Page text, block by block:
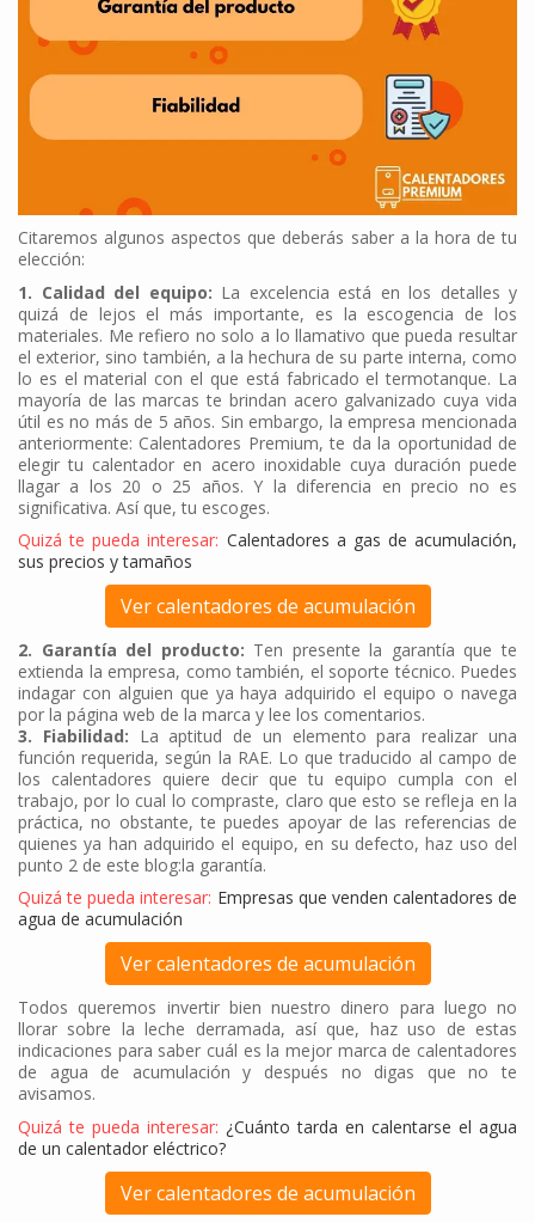
Citaremos algunos aspectos que deberás saber a la hora de tu
elección:
1. Calidad del equipo: La excelencia está en los detalles y
quizá de lejos el más importante, es la escogencia de los
materiales. Me refiero no solo a lo llamativo que pueda resultar
el exterior, sino también, a la hechura de su parte interna, como
lo es el material con el que está fabricado el termotanque. La
mayoría de las marcas te brindan acero galvanizado cuya vida
útil es no más de 5 años. Sin embargo, la empresa mencionada
anteriormente: Calentadores Premium, te da la oportunidad de
elegir tu calentador en acero inoxidable cuya duración puede
llagar a los 20 o 25 años. Y la diferencia en precio no es
significativa. Así que, tu escoges.
Quizá te pueda interesar: Calentadores a gas de acumulación,
sus precios y tamaños
Ver calentadores de acumulación
2. Garantía del producto: Ten presente la garantía que te
extienda la empresa, como también, el soporte técnico. Puedes
indagar con alguien que ya haya adquirido el equipo o navega
por la página web de la marca y lee los comentarios.
3. Fiabilidad: La aptitud de un elemento para realizar una
función requerida, según la RAE. Lo que traducido al campo de
los calentadores quiere decir que tu equipo cumpla con el
trabajo, por lo cual lo compraste, claro que esto se refleja en la
práctica, no obstante, te puedes apoyar de las referencias de
quienes ya han adquirido el equipo, en su defecto, haz uso del
punto 2 de este blog:la garantía.
Quizá te pueda interesar: Empresas que venden calentadores de
agua de acumulación
Ver calentadores de acumulación
Todos queremos invertir bien nuestro dinero para luego no
llorar sobre la leche derramada, así que, haz uso de estas
indicaciones para saber cuál es la mejor marca de calentadores
de agua de acumulación y después no digas que no te
avisamos.
Quizá te pueda interesar: ¿Cuánto tarda en calentarse el agua
de un calentador eléctrico?
Ver calentadores de acumulación